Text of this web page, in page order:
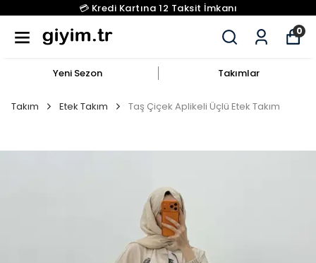
💳 Kredi Kartına 12 Taksit İmkanı
0
Yeni Sezon Takımlar
Takım Etek Takım Taş Çiçek Aplikeli Üçlü Etek Takım